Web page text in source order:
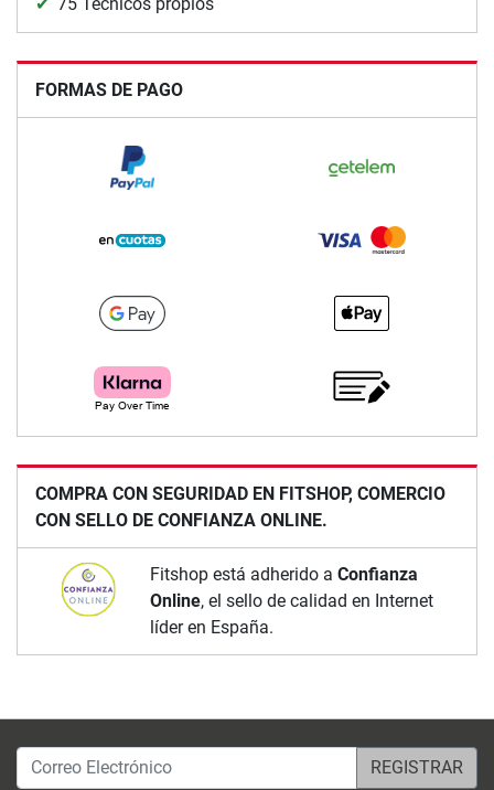
FORMAS DE PAGO
COMPRA CON SEGURIDAD EN FITSHOP, COMERCIO
CON SELLO DE CONFIANZA ONLINE.
Fitshop está adherido a Confianza
Online, el sello de calidad en Internet
líder en España.
Correo Electrónico